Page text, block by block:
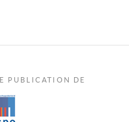
PUBLICATION DE